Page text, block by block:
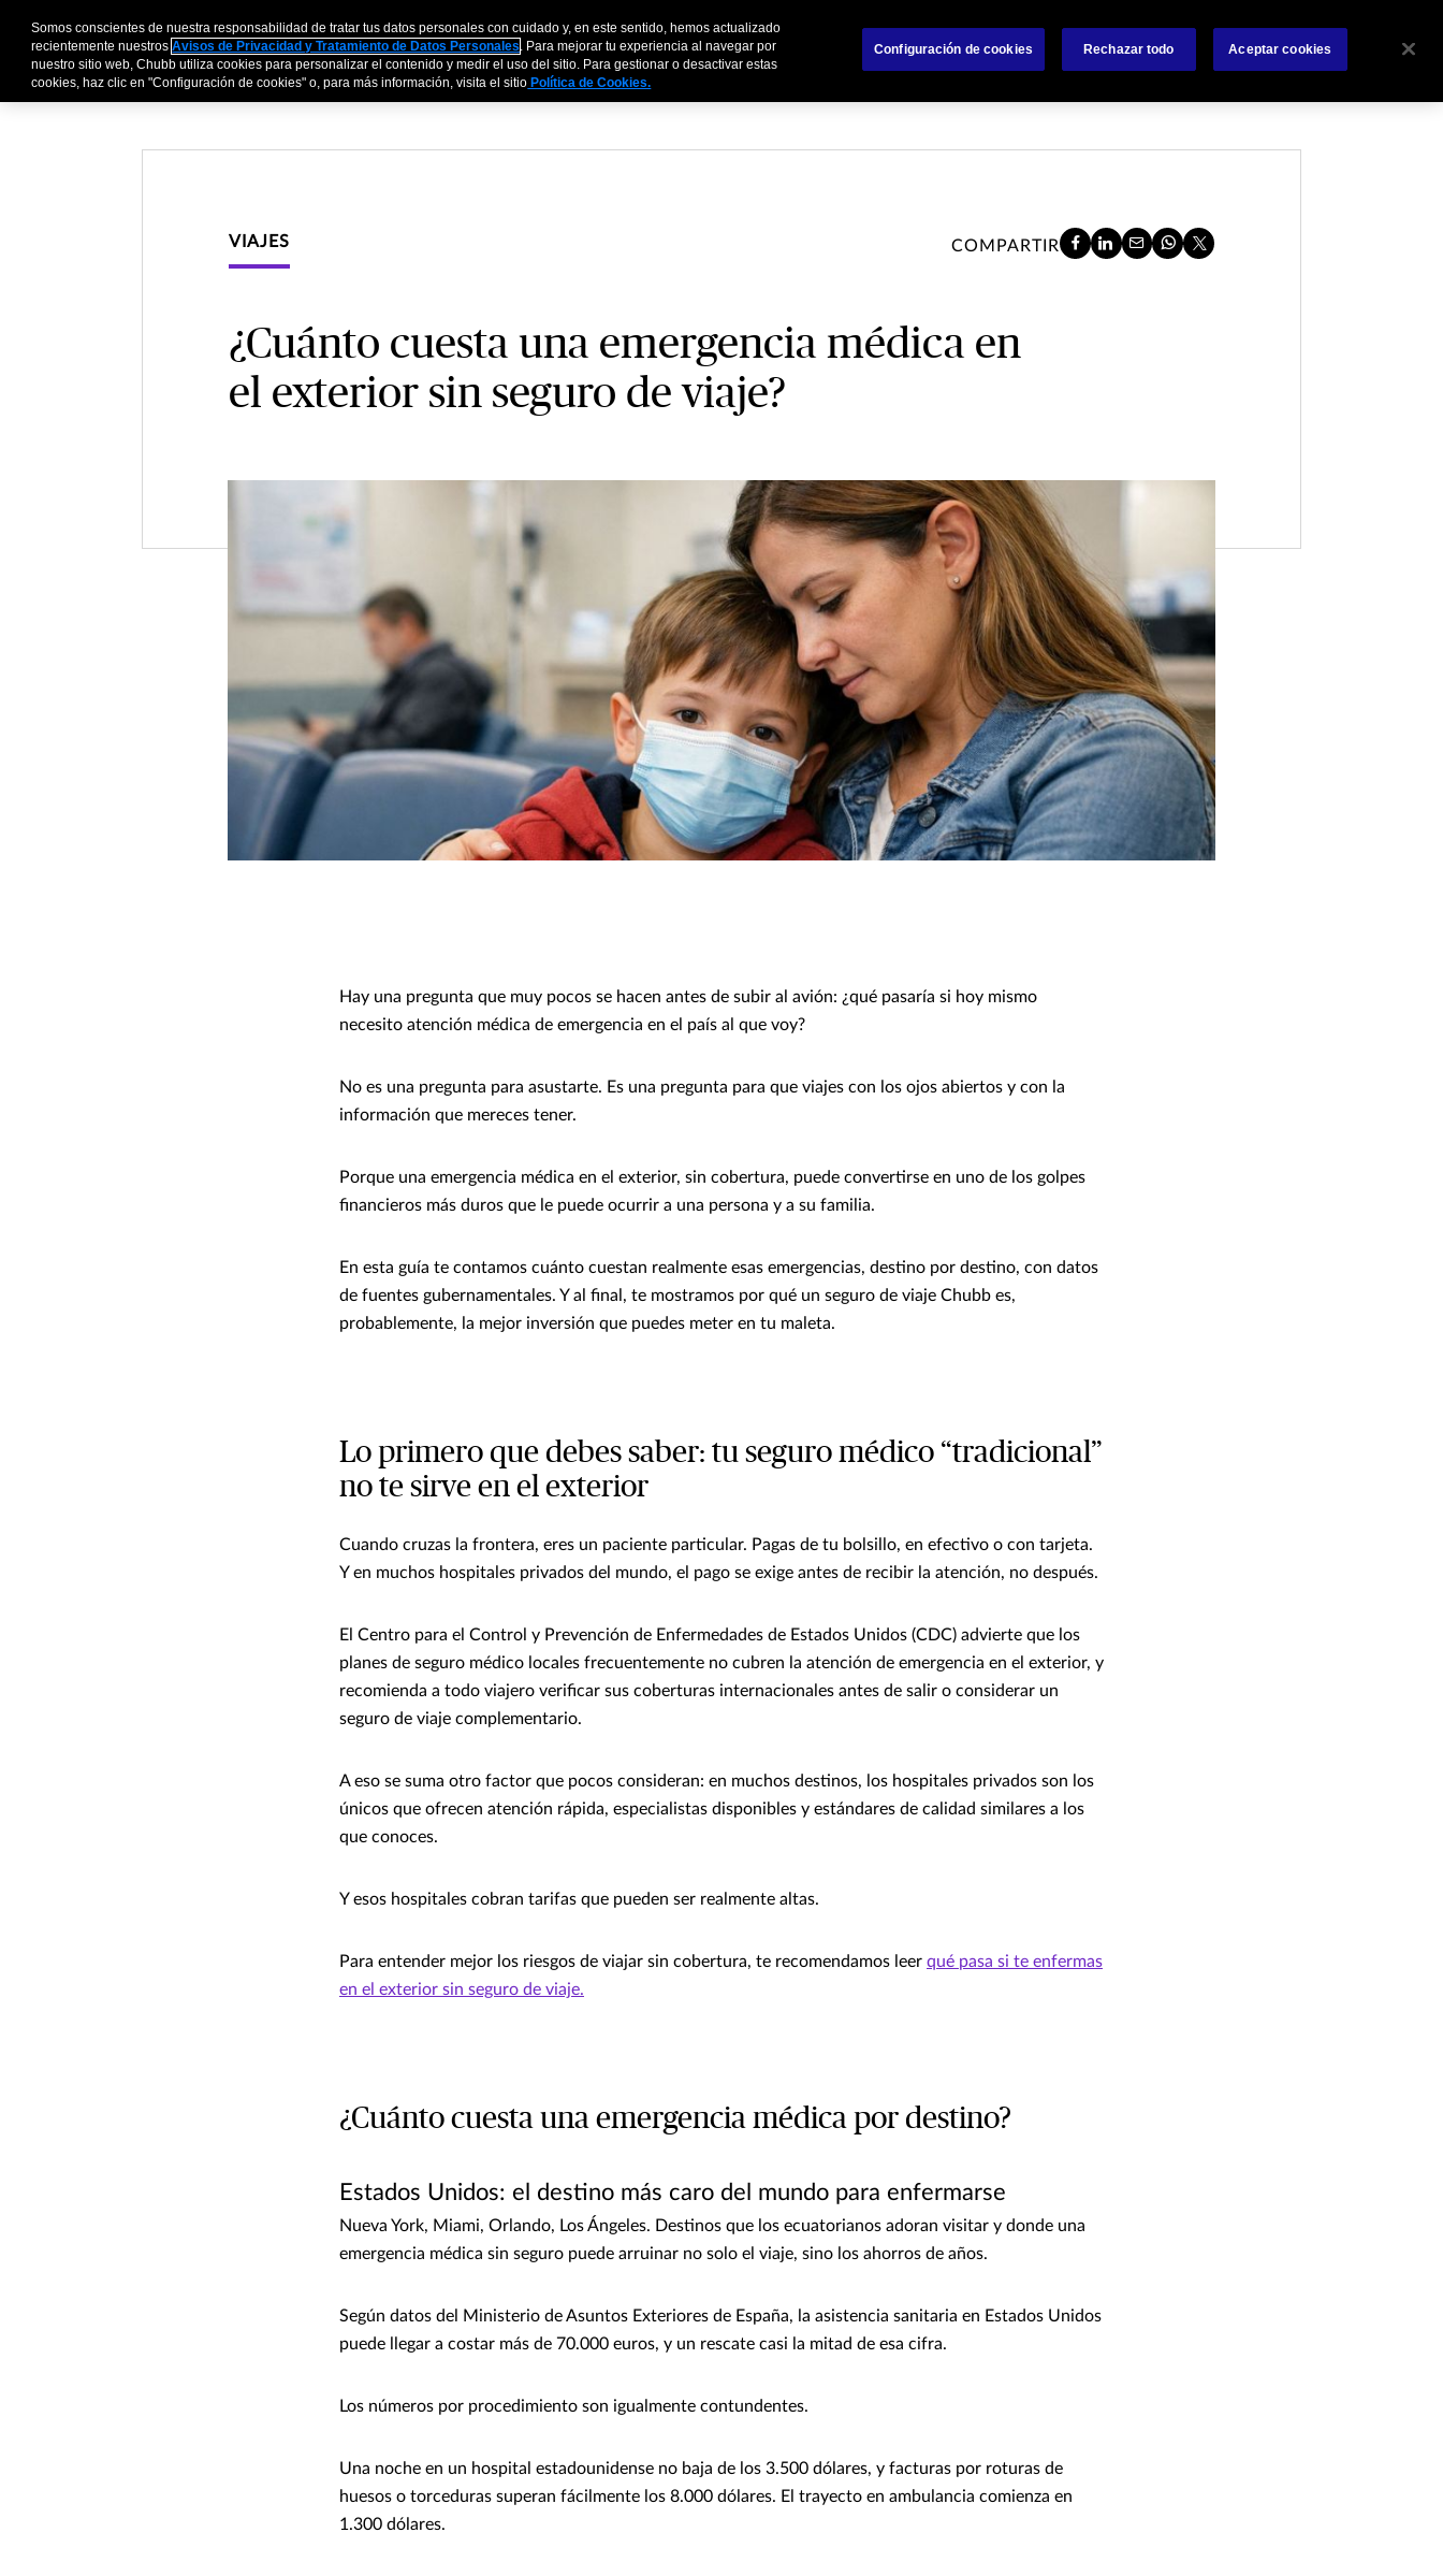
Personas y FamiliasEmpresas Agentes y Brokers Sobre nosotros
VIAJES COMPARTIR
¿Cuánto cuesta una emergencia médica en
el exterior sin seguro de viaje?
Hay una pregunta que muy pocos se hacen antes de subir al avión: ¿qué pasaría si hoy mismo
necesito atención médica de emergencia en el país al que voy?
No es una pregunta para asustarte. Es una pregunta para que viajes con los ojos abiertos y con la
información que mereces tener.
Porque una emergencia médica en el exterior, sin cobertura, puede convertirse en uno de los golpes
financieros más duros que le puede ocurrir a una persona y a su familia.
En esta guía te contamos cuánto cuestan realmente esas emergencias, destino por destino, con datos
de fuentes gubernamentales. Y al final, te mostramos por qué un seguro de viaje Chubb es,
probablemente, la mejor inversión que puedes meter en tu maleta.
Lo primero que debes saber: tu seguro médico “tradicional”
no te sirve en el exterior
Cuando cruzas la frontera, eres un paciente particular. Pagas de tu bolsillo, en efectivo o con tarjeta.
Y en muchos hospitales privados del mundo, el pago se exige antes de recibir la atención, no después.
El Centro para el Control y Prevención de Enfermedades de Estados Unidos (CDC) advierte que los
planes de seguro médico locales frecuentemente no cubren la atención de emergencia en el exterior, y
recomienda a todo viajero verificar sus coberturas internacionales antes de salir o considerar un
seguro de viaje complementario.
A eso se suma otro factor que pocos consideran: en muchos destinos, los hospitales privados son los
únicos que ofrecen atención rápida, especialistas disponibles y estándares de calidad similares a los
que conoces.
Y esos hospitales cobran tarifas que pueden ser realmente altas.
Para entender mejor los riesgos de viajar sin cobertura, te recomendamos leer qué pasa si te enfermas
en el exterior sin seguro de viaje.
¿Cuánto cuesta una emergencia médica por destino?
Estados Unidos: el destino más caro del mundo para enfermarse
Nueva York, Miami, Orlando, Los Ángeles. Destinos que los ecuatorianos adoran visitar y donde una
emergencia médica sin seguro puede arruinar no solo el viaje, sino los ahorros de años.
Según datos del Ministerio de Asuntos Exteriores de España, la asistencia sanitaria en Estados Unidos
puede llegar a costar más de 70.000 euros, y un rescate casi la mitad de esa cifra.
Los números por procedimiento son igualmente contundentes.
Una noche en un hospital estadounidense no baja de los 3.500 dólares, y facturas por roturas de
huesos o torceduras superan fácilmente los 8.000 dólares. El trayecto en ambulancia comienza en
1.300 dólares.
Somos conscientes de nuestra responsabilidad de tratar tus datos personales con cuidado y, en este sentido, hemos actualizado
recientemente nuestrosAvisos de Privacidad y Tratamiento de Datos Personales. Para mejorar tu experiencia al navegar por
nuestro sitio web, Chubb utiliza cookies para personalizar el contenido y medir el uso del sitio. Para gestionar o desactivar estas
cookies, haz clic en "Configuración de cookies" o, para más información, visita el sitio Política de Cookies.
Configuración de cookies Rechazar todo Aceptar cookies